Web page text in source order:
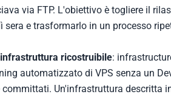
via FTP. L'obiettivo è togliere il
sera e trasformarlo in un processo
infrastruttura ricostruibile:
automatizzato di VPS senza un
Un'infrastruttura descritta